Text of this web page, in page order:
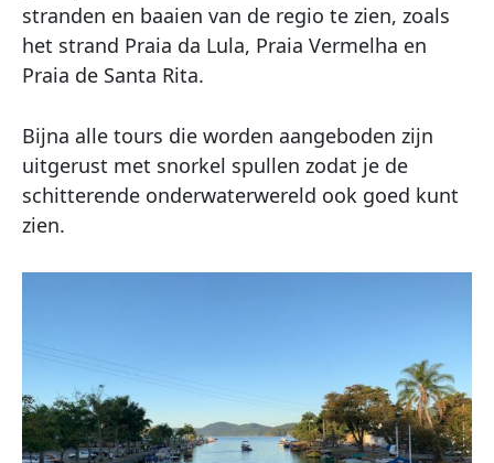
stranden en baaien van de regio te zien, zoals
het strand Praia da Lula, Praia Vermelha en
Praia de Santa Rita.
Bijna alle tours die worden aangeboden zijn
uitgerust met snorkel spullen zodat je de
schitterende onderwaterwereld ook goed kunt
zien.